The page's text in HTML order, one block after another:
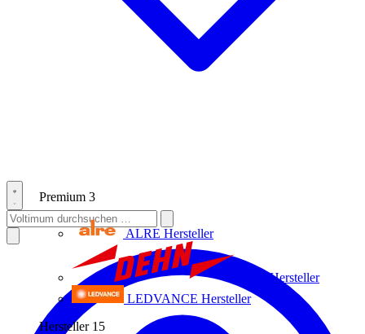
Premium 3
ALRE Hersteller
Hersteller
LEDVANCE Hersteller
Hersteller 15